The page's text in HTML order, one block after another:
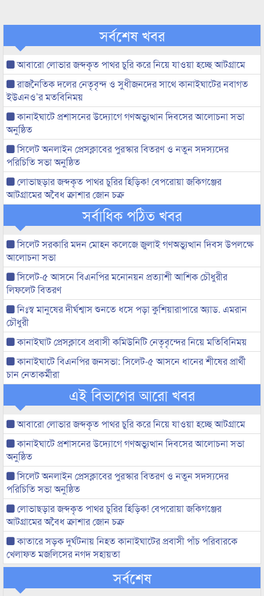
সর্বশেষ খবর
আবারো লোভার জব্দকৃত পাথর চুরি করে নিয়ে যাওয়া হচ্ছে আটগ্রামে
রাজনৈতিক দলের নেতৃবৃন্দ ও সুধীজনদের সাথে কানাইঘাটের নবাগত
ইউএনও’র মতবিনিময়
কানাইঘাটে প্রশাসনের উদ্যোগে গণঅভ্যুত্থান দিবসের আলোচনা সভা
অনুষ্ঠিত
সিলেট অনলাইন প্রেসক্লাবের পুরস্কার বিতরণ ও নতুন সদস্যদের
পরিচিতি সভা অনুষ্ঠিত
লোভাছড়ার জব্দকৃত পাথর চুরির হিড়িক! বেপরোয়া জকিগঞ্জের
আটগ্রামের অবৈধ ক্রাশার জোন চক্র
সর্বাধিক পঠিত খবর
সিলেট সরকারি মদন মোহন কলেজে জুলাই গণঅভ্যুত্থান দিবস উপলক্ষে
আলোচনা সভা
সিলেট-৫ আসনে বিএনপির মনোনয়ন প্রত্যাশী আশিক চৌধুরীর
লিফলেট বিতরণ
নিঃস্ব মানুষের দীর্ঘশ্বাস শুনতে ধসে পড়া কুশিয়ারাপারে অ্যাড. এমরান
চৌধুরী
কানাইঘাট প্রেসক্লাবে প্রবাসী কমিউনিটি নেতৃবৃন্দের নিয়ে মতিবিনিময়
কানাইঘাটে বিএনপির জনসভা: সিলেট-৫ আসনে ধানের শীষের প্রার্থী
চান নেতাকর্মীরা
এই বিভাগের আরো খবর
আবারো লোভার জব্দকৃত পাথর চুরি করে নিয়ে যাওয়া হচ্ছে আটগ্রামে
কানাইঘাটে প্রশাসনের উদ্যোগে গণঅভ্যুত্থান দিবসের আলোচনা সভা
অনুষ্ঠিত
সিলেট অনলাইন প্রেসক্লাবের পুরস্কার বিতরণ ও নতুন সদস্যদের
পরিচিতি সভা অনুষ্ঠিত
লোভাছড়ার জব্দকৃত পাথর চুরির হিড়িক! বেপরোয়া জকিগঞ্জের
আটগ্রামের অবৈধ ক্রাশার জোন চক্র
কাতারে সড়ক দুর্ঘটনায় নিহত কানাইঘাটের প্রবাসী পাঁচ পরিবারকে
খেলাফত মজলিসের নগদ সহায়তা
সর্বশেষ